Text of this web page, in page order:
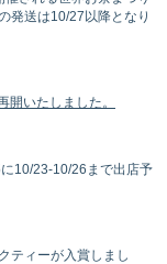
発送は10/27以降となり
いたしました。
10/23-10/26まで出店予
ティーが入賞しまし